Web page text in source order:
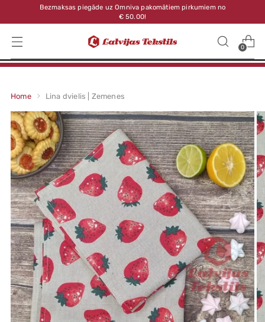
Bezmaksas piegāde uz Omniva pakomātiem pirkumiem no
€ 50.00!
0
Home Lina dvielis | Zemenes